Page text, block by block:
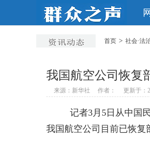
首页 > 社会·法
我国航空公司恢复
来源：新华社 作者： 更新于：
记者3月5日从中国
我国航空公司目前已恢复